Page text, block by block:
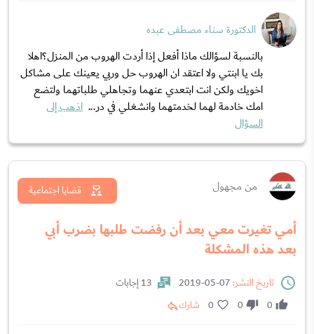
الدكتورة سناء مصطفى عبده
بالنسبة لسؤالك ماذا أفعل إذا أردت الهروب من المنزل؟اهلا
بك يا ابنتي ولا اعتقد ان الهروب حل وربي يعينك على مشاكل
اخويك ولكن انت ابتعدي عنهما وتجاهلي طلباتهما ولتضع
امك خادمة لهما لخدمتهما وانشغلي في در... اذهب إلى
السؤال
من مجهول
أمي تغيرت معي بعد أن رفضت طلبها بضرب أبي
بعد هذه المشكلة
قضايا اجتماعية
تاريخ النشر:
13 إجابات
0
0
0 شارك